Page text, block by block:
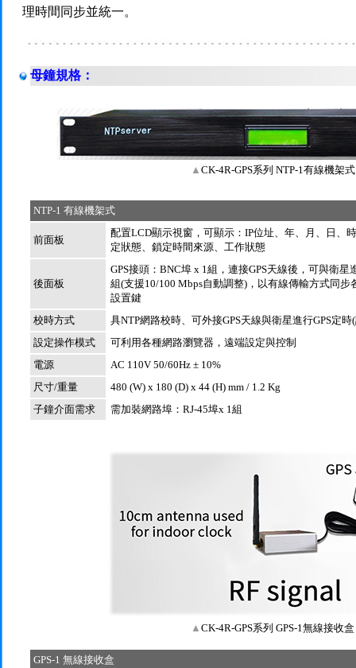
理時間同步並統一。
母鐘規格：
▲ CK-4R-GPS系列 NTP-1有線機架式
NTP-1 有線機架式
前面板
配置LCD顯示視窗，可顯示：IP位址、年、月、日、
定狀態、鎖定時間來源、工作狀態
後面板
GPS接頭：BNC埠 x 1組，連接GPS天線後，可與衛星
組(支援10/100 Mbps自動調整)，以有線傳輸方式同
設置鍵
校時方式
具NTP網路校時、可外接GPS天線與衛星進行GPS定
設定操作模式
可利用各種網路瀏覽器，遠端設定與控制
電源
AC 110V 50/60Hz ± 10%
尺寸/重量
480 (W) x 180 (D) x 44 (H) mm / 1.2 Kg
子鐘介面需求
需加裝網路埠：RJ-45埠x 1組
▲ CK-4R-GPS系列 GPS-1無線接收盒
GPS-1 無線接收盒